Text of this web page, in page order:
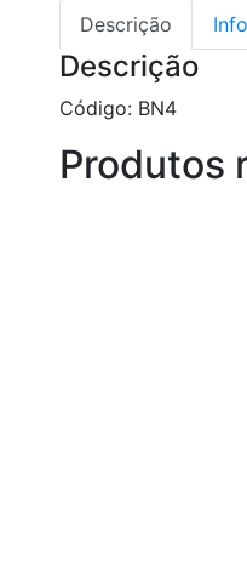
Descrição
Descrição
Código: BN4
Produtos